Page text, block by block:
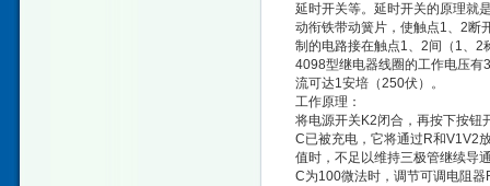
延时开关等。延时开关的原理就
动衔铁带动簧片，使触点1、2断
制的电路接在触点1、2间（1、2
4098型继电器线圈的工作电压有
流可达1安培（250伏）。
工作原理：
将电源开关K2闭合，再按下按钮
C已被充电，它将通过R和V1V2
值时，不足以维持三极管继续导
C为100微法时，调节可调电阻